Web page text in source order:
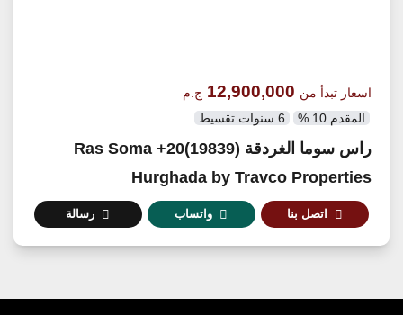
اسعار تبدأ من 12,900,000 ج.م
المقدم 10 % 6 سنوات تقسيط
راس سوما الغردقة (19839)20+ Ras Soma
Hurghada by Travco Properties
اتصل بنا واتساب رسالة